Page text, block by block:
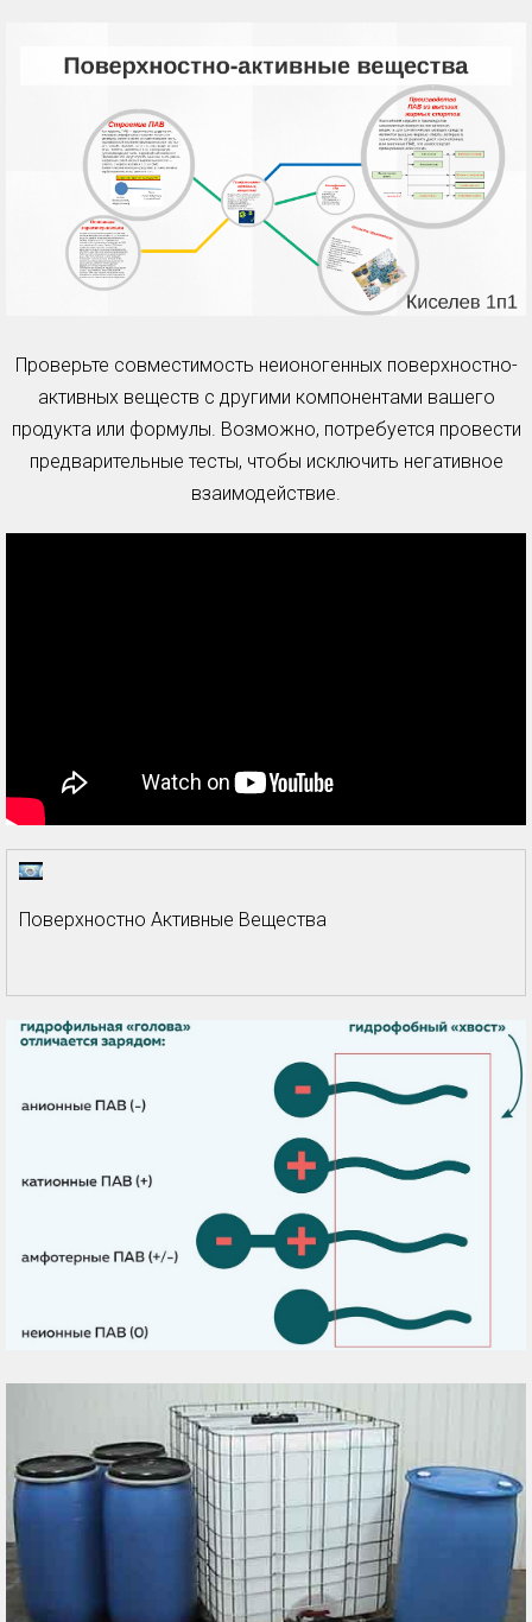
Проверьте совместимость неионогенных поверхностно-
активных веществ с другими компонентами вашего
продукта или формулы. Возможно, потребуется провести
предварительные тесты, чтобы исключить негативное
взаимодействие.
Поверхностно Активные Вещества